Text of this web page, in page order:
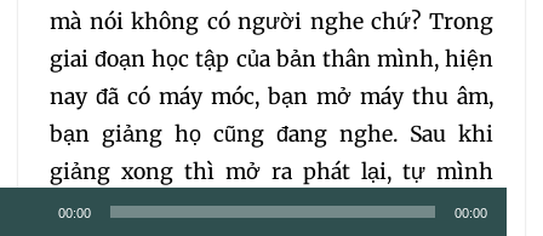
Trình00:00 00:00
mà nói không có người nghe chứ? Trong
giai đoạn học tập của bản thân mình, hiện
nay đã có máy móc, bạn mở máy thu âm,
bạn giảng họ cũng đang nghe. Sau khi
giảng xong thì mở ra phát lại, tự mình
nghe lại những điều đã giảng. Bạn giảng